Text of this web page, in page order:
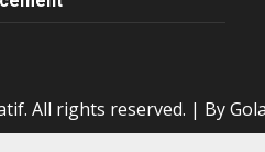
All rights reserved. | By